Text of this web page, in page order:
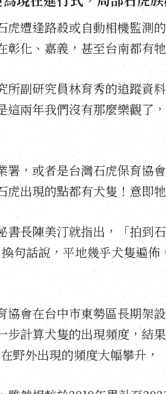
虎遭逢路殺或自動相機監測
彰化、嘉義，甚至台南都有
所副研究員林育秀的追蹤資
這兩年我們沒有那麼樂觀了
署，或者是台灣石虎保育協
虎出現的點都有犬隻！意即
書長陳美汀就指出，「拍到
句話說，平地幾乎犬隻遍
協會在台中市東勢區長期架
步計算犬隻的出現頻度，結
野外出現的頻度大幅攀升，